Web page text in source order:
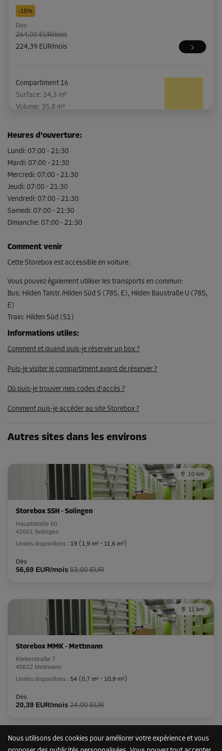
Nous utilisons des cookies pour améliorer votre expérience et vous
-15%
Dès
264,00 EUR/mois
224,39 EUR/mois
Compartiment 16
Surface: 14,3 m²
Volume: 35,8 m³
-15%
Dès
283,00 EUR/mois
240,54 EUR/mois
Compartiment 38
Volume: 3,5 m³
Long:1,3 m Larg:1,1m Haut:2,3m
-10%
48,00 EUR/mois
Surface: 5,5 m²
Volume: 13,8 m³
Long:2,5m Larg:2,2 m Haut:2,3m
126,64 EUR/mois
Surface: 5,6 m²
Volume: 14 m³
Long:3,6m Larg:1,6m Haut: 2,3
-15%
128,34 EUR/mois
Compartiment 81
Volume: 14,8 m³
-15%
Dès
156,00 EUR/mois
132,59 EUR/mois
Heures d'ouverture:
Lundi: 07:00 - 21:30
Mardi: 07:00 - 21:30
Mercredi: 07:00 - 21:30
Jeudi: 07:00 - 21:30
Vendredi: 07:00 - 21:30
Samedi: 07:00 - 21:30
Dimanche: 07:00 - 21:30
Comment venir
Cette Storebox est accessible en voiture.
Vous pouvez également utiliser les transports en commun:
Bus: Hilden Talstr./Hilden Süd S (785, E), Hilden Baustraße U (785,
E)
Train: Hilden Süd (S1)
Informations utiles:
Comment et quand puis-je réserver un box ?
Puis-je visiter le compartiment avant de réserver ?
Où puis-je trouver mes codes d'accès ?
Comment puis-je accéder au site Storebox ?
Autres sites dans les environs
10 km
Storebox SSH - Solingen
Hauptstraße 60
42651 Solingen
Unités disponibles : 19 ( 1,9 m² - 11,6 m²)
Dès
56,69 EUR/mois 63,00 EUR
11 km
Storebox MMK - Mettmann
Kleberstraße 7
40822 Mettmann
Unités disponibles : 54 (0,7 m² - 10,9 m²)
Dès
20,39 EUR/mois 24,00 EUR